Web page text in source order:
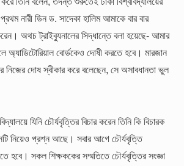
নারী ডিন ড. সাদেকা হালিম আমাকে বার বার
অথচ ট্রাইব্যুনালের সিদ্ধান্তে বলা হয়েছে- আমার
বোর্ডকেও দোষী করতে হবে। মারজান
নিজের দোষ স্বীকার করে বলেছেন, সে অসাবধানতা ভুল
যিনি চৌর্যবৃত্তির বিচার করেন তিনি কি বিচারক
নিয়েও প্রশ্ন আছে। সবার আগে চৌর্যবৃত্তি
হবে। সকল শিক্ষককের সম্মতিতে চৌর্যবৃত্তির সংজ্ঞা